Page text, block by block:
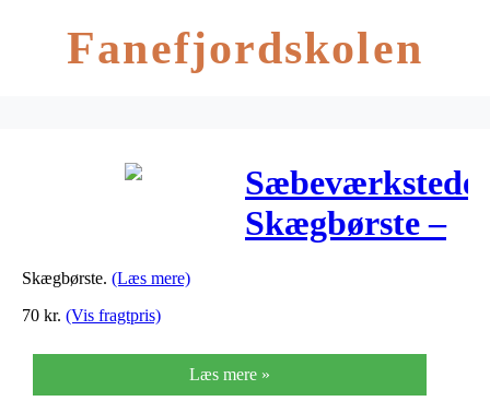
Fanefjordskolen
Sæbeværkstedet
Skægbørste –
Skægbørste. (Læs mere)
70 kr. (Vis fragtpris)
Læs mere »